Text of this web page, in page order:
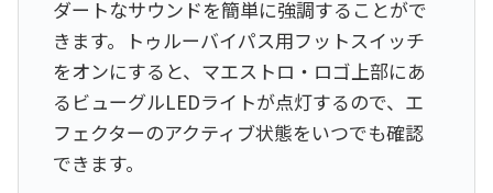
ダートなサウンドを簡単に強調することがで
きます。トゥルーバイパス用フットスイッチ
をオンにすると、マエストロ・ロゴ上部にあ
るビューグルLEDライトが点灯するので、エ
フェクターのアクティブ状態をいつでも確認
できます。